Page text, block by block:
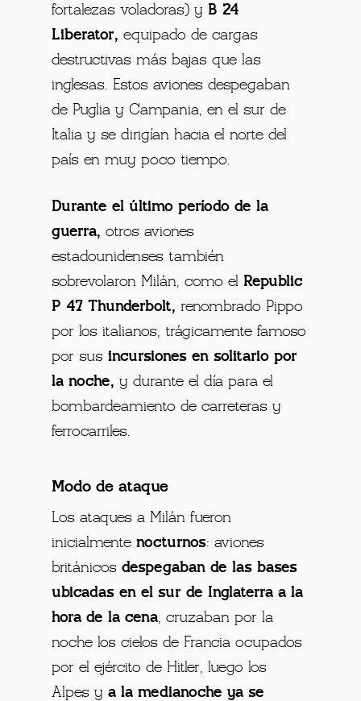
fortalezas voladoras) y B 24
Liberator, equipado de cargas
destructivas más bajas que las
inglesas. Estos aviones despegaban
de Puglia y Campania, en el sur de
Italia y se dirigían hacia el norte del
país en muy poco tiempo.
Durante el último período de la
guerra, otros aviones
estadounidenses también
sobrevolaron Milán, como el Republic
P 47 Thunderbolt, renombrado Pippo
por los italianos, trágicamente famoso
por susincursiones en solitario por
la noche, y durante el día para el
bombardeamiento de carreteras y
ferrocarriles.
Modo de ataque
Los ataques a Milán fueron
inicialmentenocturnos: aviones
británicosdespegaban de las bases
ubicadas en el sur de Inglaterra a la
hora de la cena, cruzaban por la
noche los cielos de Francia ocupados
por el ejército de Hitler, luego los
Alpes y a la medianoche ya se